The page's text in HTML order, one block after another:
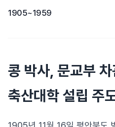
1905~1959
콩 박사, 문교부
축산대학 설립 주